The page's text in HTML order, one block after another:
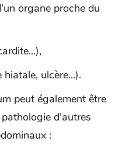
organe proche du
ulcère...).
peut également être
d'autres
: